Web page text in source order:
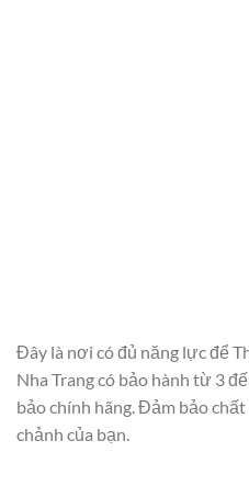
Đây là nơi có đủ năng lực để
Nha Trang có bảo hành từ 3
bảo chính hãng. Đảm bảo
chảnh của bạn.